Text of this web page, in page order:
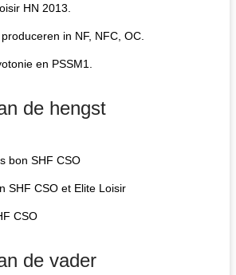
HN 2013.
in NF, NFC, OC.
en PSSM1.
de hengst
bon SHF CSO
SHF CSO et Elite Loisir
CSO
de vader